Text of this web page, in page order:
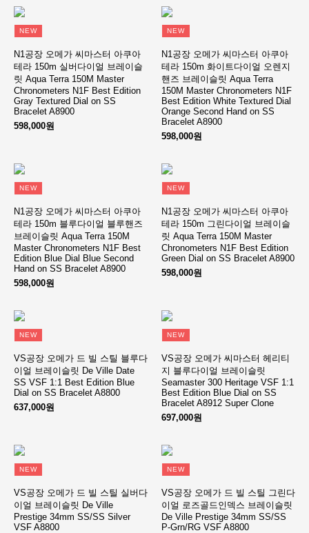
NEW
N1공장 오메가 씨마스터 아쿠아
테라 150m 실버다이얼 브레이슬
릿 Aqua Terra 150M Master
Chronometers N1F Best Edition
Gray Textured Dial on SS
Bracelet A8900
598,000원
NEW
N1공장 오메가 씨마스터 아쿠아
테라 150m 화이트다이얼 오렌지
핸즈 브레이슬릿 Aqua Terra
150M Master Chronometers N1F
Best Edition White Textured Dial
Orange Second Hand on SS
Bracelet A8900
598,000원
NEW
N1공장 오메가 씨마스터 아쿠아
테라 150m 블루다이얼 블루핸즈
브레이슬릿 Aqua Terra 150M
Master Chronometers N1F Best
Edition Blue Dial Blue Second
Hand on SS Bracelet A8900
598,000원
NEW
N1공장 오메가 씨마스터 아쿠아
테라 150m 그린다이얼 브레이슬
릿 Aqua Terra 150M Master
Chronometers N1F Best Edition
Green Dial on SS Bracelet A8900
598,000원
NEW
VS공장 오메가 드 빌 스틸 블루다
이얼 브레이슬릿 De Ville Date
SS VSF 1:1 Best Edition Blue
Dial on SS Bracelet A8800
637,000원
NEW
VS공장 오메가 씨마스터 헤리티
지 블루다이얼 브레이슬릿
Seamaster 300 Heritage VSF 1:1
Best Edition Blue Dial on SS
Bracelet A8912 Super Clone
697,000원
NEW
VS공장 오메가 드 빌 스틸 실버다
이얼 브레이슬릿 De Ville
Prestige 34mm SS/SS Silver
VSF A8800
NEW
VS공장 오메가 드 빌 스틸 그린다
이얼 로즈골드인덱스 브레이슬릿
De Ville Prestige 34mm SS/SS
P-Grn/RG VSF A8800